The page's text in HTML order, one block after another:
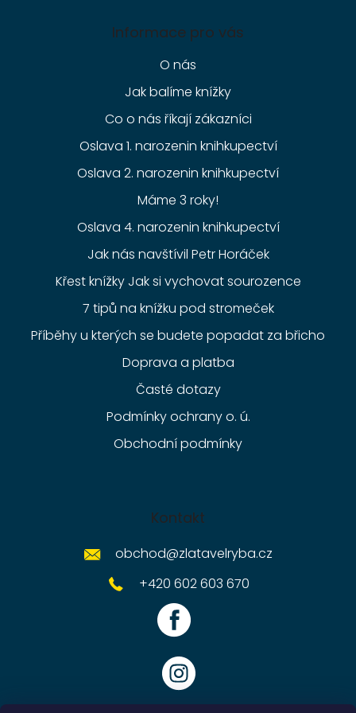
Informace pro vás
O nás
Jak balíme knížky
Co o nás říkají zákazníci
Oslava 1. narozenin knihkupectví
Oslava 2. narozenin knihkupectví
Máme 3 roky!
Oslava 4. narozenin knihkupectví
Jak nás navštívil Petr Horáček
Křest knížky Jak si vychovat sourozence
7 tipů na knížku pod stromeček
Příběhy u kterých se budete popadat za břicho
Doprava a platba
Časté dotazy
Podmínky ochrany o. ú.
Obchodní podmínky
Kontakt
obchod@zlatavelryba.cz
+420 602 603 670